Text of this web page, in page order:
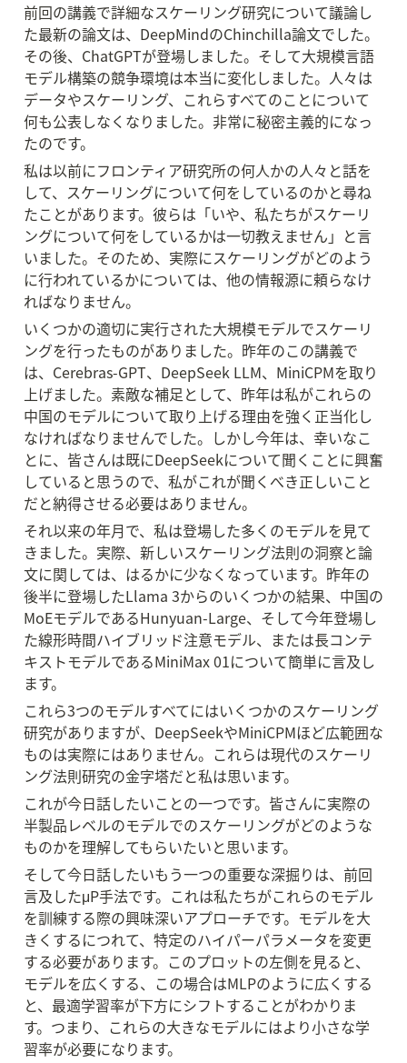
前回の講義で詳細なスケーリング研究について議論し
た最新の論文は、DeepMindのChinchilla論文でした。
その後、ChatGPTが登場しました。そして大規模言語
モデル構築の競争環境は本当に変化しました。人々は
データやスケーリング、これらすべてのことについて
何も公表しなくなりました。非常に秘密主義的になっ
たのです。
私は以前にフロンティア研究所の何人かの人々と話を
して、スケーリングについて何をしているのかと尋ね
たことがあります。彼らは「いや、私たちがスケーリ
ングについて何をしているかは一切教えません」と言
いました。そのため、実際にスケーリングがどのよう
に行われているかについては、他の情報源に頼らなけ
ればなりません。
いくつかの適切に実行された大規模モデルでスケーリ
ングを行ったものがありました。昨年のこの講義で
は、Cerebras-GPT、DeepSeek LLM、MiniCPMを取り
上げました。素敵な補足として、昨年は私がこれらの
中国のモデルについて取り上げる理由を強く正当化し
なければなりませんでした。しかし今年は、幸いなこ
とに、皆さんは既にDeepSeekについて聞くことに興奮
していると思うので、私がこれが聞くべき正しいこと
だと納得させる必要はありません。
それ以来の年月で、私は登場した多くのモデルを見て
きました。実際、新しいスケーリング法則の洞察と論
文に関しては、はるかに少なくなっています。昨年の
後半に登場したLlama 3からのいくつかの結果、中国の
MoEモデルであるHunyuan-Large、そして今年登場し
た線形時間ハイブリッド注意モデル、または長コンテ
キストモデルであるMiniMax 01について簡単に言及し
ます。
これら3つのモデルすべてにはいくつかのスケーリング
研究がありますが、DeepSeekやMiniCPMほど広範囲な
ものは実際にはありません。これらは現代のスケーリ
ング法則研究の金字塔だと私は思います。
これが今日話したいことの一つです。皆さんに実際の
半製品レベルのモデルでのスケーリングがどのような
ものかを理解してもらいたいと思います。
そして今日話したいもう一つの重要な深掘りは、前回
言及したμP手法です。これは私たちがこれらのモデル
を訓練する際の興味深いアプローチです。モデルを大
きくするにつれて、特定のハイパーパラメータを変更
する必要があります。このプロットの左側を見ると、
モデルを広くする、この場合はMLPのように広くする
と、最適学習率が下方にシフトすることがわかりま
す。つまり、これらの大きなモデルにはより小さな学
習率が必要になります。